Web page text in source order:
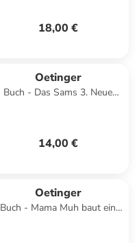
18,00 €
Oetinger
Buch - Das Sams 3. Neue
14,00 €
Oetinger
Buch - Mama Muh baut ein